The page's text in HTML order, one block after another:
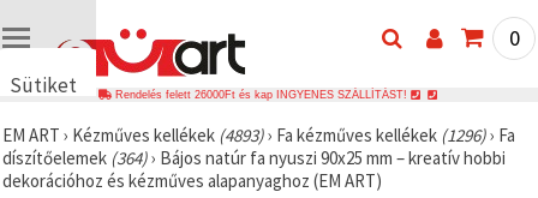
Sütiket
🍪 Cookie-
kat és
hasonló
0
Rendelés felett 26000Ft és kap INGYENES SZÁLLÍTÁST!
EM ART › Kézműves kellékek (4893)› Fa kézműves kellékek (1296)› Fa
díszítőelemek (364)› Bájos natúr fa nyuszi 90x25 mm – kreatív hobbi
dekorációhoz és kézműves alapanyaghoz (EM ART)